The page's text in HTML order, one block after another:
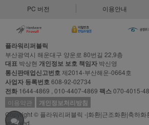
PC 버전 이용안내
플라워리퍼블릭
부산광역시 해운대구 양운로 80번길 22,9층
대표 박상현 개인정보 보호 책임자 박신영
통신판매업신고번호제2014-부산해운-0664호
사업자 등록번호608-92-02734
전화 1644-4869 , 010-4407-4869 팩스070-4015-
이용약관
개인정보처리방침
Copyright © 플라워리퍼블릭 -|화환|근조화환|축하화
reserved.